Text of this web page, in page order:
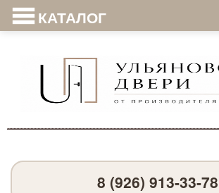
КАТАЛОГ
8 (926) 913-33-78